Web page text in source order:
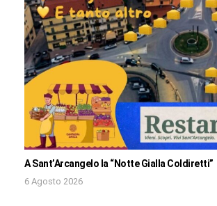
A Sant’Arcangelo la “Notte Gialla Coldiretti”
6 Agosto 2026